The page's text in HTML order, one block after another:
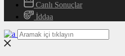
Canlı Sonuçlar
İddaa